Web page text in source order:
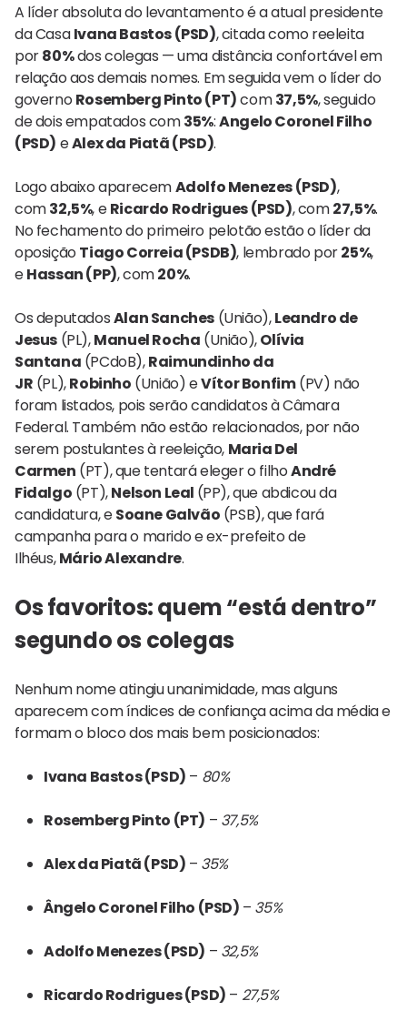
A líder absoluta do levantamento é a atual presidente
da CasaIvana Bastos (PSD), citada como reeleita
por80%dos colegas — uma distância confortável em
relação aos demais nomes. Em seguida vem o líder do
governo Rosemberg Pinto (PT)com37,5%, seguido
de dois empatados com35%:Angelo Coronel Filho
(PSD) eAlex da Piatã (PSD).
Logo abaixo aparecemAdolfo Menezes (PSD),
com32,5%, eRicardo Rodrigues (PSD), com27,5%.
No fechamento do primeiro pelotão estão o líder da
oposição Tiago Correia (PSDB), lembrado por25%,
eHassan (PP), com20%.
Os deputadosAlan Sanches (União),Leandro de
Jesus (PL),Manuel Rocha (União),Olívia
Santana (PCdoB),Raimundinho da
JR (PL),Robinho (União) eVítor Bonfim(PV) não
foram listados, pois serão candidatos à Câmara
Federal. Também não estão relacionados, por não
serem postulantes à reeleição, Maria Del
Carmen (PT), que tentará eleger o filhoAndré
Fidalgo (PT),Nelson Leal (PP), que abdicou da
candidatura, eSoane Galvão (PSB), que fará
campanha para o marido e ex-prefeito de
Ilhéus,Mário Alexandre.
Os favoritos: quem “está dentro”
segundo os colegas
Nenhum nome atingiu unanimidade, mas alguns
aparecem com índices de confiança acima da média e
formam o bloco dos mais bem posicionados:
Ivana Bastos (PSD) – 80%
Rosemberg Pinto (PT) – 37,5%
Alex da Piatã (PSD) – 35%
Ângelo Coronel Filho (PSD) – 35%
Adolfo Menezes (PSD) – 32,5%
Ricardo Rodrigues (PSD) – 27,5%